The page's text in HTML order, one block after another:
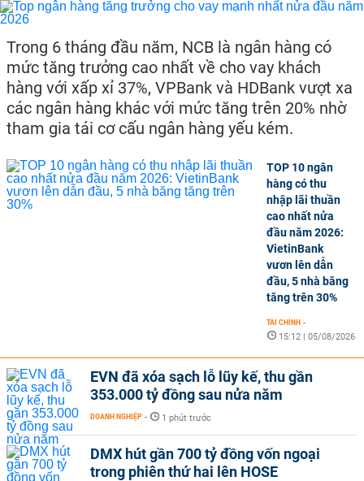
Trong 6 tháng đầu năm, NCB là ngân hàng có
mức tăng trưởng cao nhất về cho vay khách
hàng với xấp xỉ 37%, VPBank và HDBank vượt xa
các ngân hàng khác với mức tăng trên 20% nhờ
tham gia tái cơ cấu ngân hàng yếu kém.
TOP 10 ngân
hàng có thu
nhập lãi thuần
cao nhất nửa
đầu năm 2026:
VietinBank
vươn lên dẫn
đầu, 5 nhà băng
tăng trên 30%
TÀI CHÍNH -
15:12 | 05/08/2026
EVN đã xóa sạch lỗ lũy kế, thu gần
353.000 tỷ đồng sau nửa năm
DOANH NGHIỆP - 1 phút trước
DMX hút gần 700 tỷ đồng vốn ngoại
trong phiên thứ hai lên HOSE